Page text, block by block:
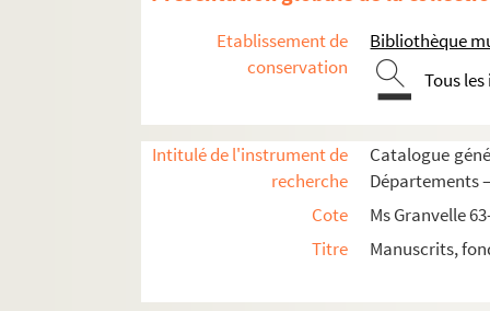
Etablissement de
conservation
Bibliothèque
Tous
Intitulé de l'instrument de
recherche
Catalogue
Départements
Cote
Ms Granvelle
Titre
Manuscrits,
Ms Granvelle 63. « Mémoires de M. de
Ms Granvelle 64. « Mémoires de M.
Ms Granvelle 65. « Mémoires de M. de
Ms Granvelle 66. « Mémoires de M. de
Ms Granvelle 67. « Mémoires de M. de
Ms Granvelle 68. « Mémoires de M. de